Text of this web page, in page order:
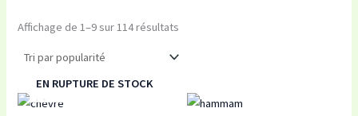
Affichage de 1–9 sur 114 résultats
EN RUPTURE DE STOCK